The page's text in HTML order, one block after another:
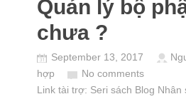
Quản lý bộ
chưa ?
September 13, 2017
hợp
No comments
Link tài trợ: Seri sách Blog Nhân